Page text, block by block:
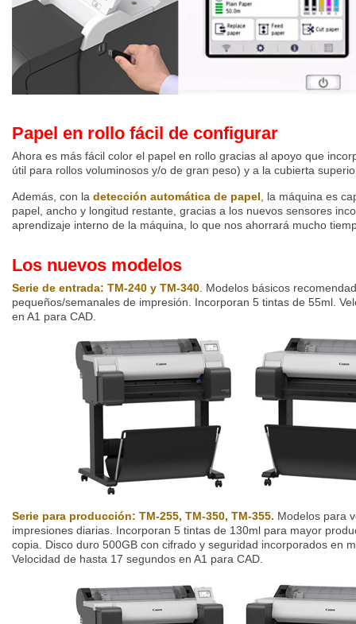
Papel en rollo fácil de configurar
Ahora es más fácil color el papel en rollo gracias al apoyo que
útil para rollos voluminosos y/o de gran peso) y a la cubierta
Además, con la detección automática de papel, la máquina es
papel, ancho y longitud restante, gracias a los nuevos sensores
aprendizaje interno de la máquina, lo que nos ahorrará mucho
Los nuevos modelos
Serie de entrada: TM-240 y TM-340. Modelos básicos
pequeños/semanales de impresión. Incorporan 5 tintas de 55ml.
en A1 para CAD.
Serie para producción: TM-255, TM-350, TM-355. Modelos para
impresiones diarias. Incorporan 5 tintas de 130ml para mayor
copia. Disco duro 500GB con cifrado y seguridad incorporados en
Velocidad de hasta 17 segundos en A1 para CAD.